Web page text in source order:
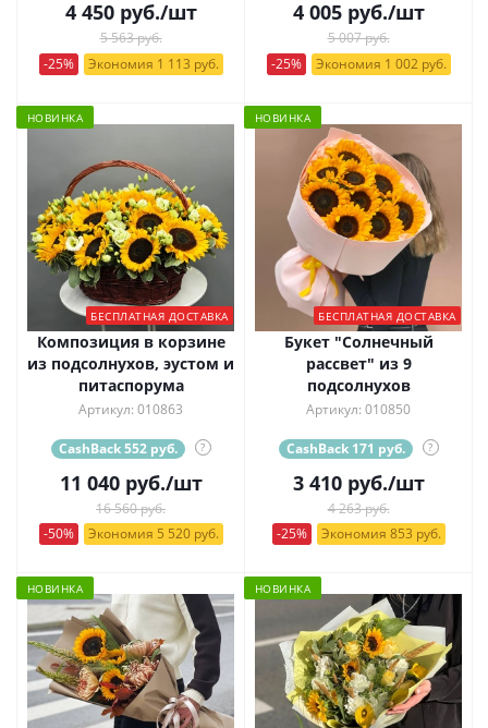
4 450руб./шт
5 563 руб.
-25%
Экономия 1 113 руб.
4 005руб./шт
5 007 руб.
-25%
Экономия 1 002 руб.
НОВИНКА
БЕСПЛАТНАЯ ДОСТАВКА
Композиция в корзине
из подсолнухов, эустом и
питаспорума
Артикул: 010863
CashBack 552 руб. ?
11 040руб./шт
16 560 руб.
-50%
Экономия 5 520 руб.
НОВИНКА
БЕСПЛАТНАЯ ДОСТАВКА
Букет "Солнечный
рассвет" из 9
подсолнухов
Артикул: 010850
CashBack 171 руб. ?
3 410руб./шт
4 263 руб.
-25%
Экономия 853 руб.
НОВИНКА НОВИНКА